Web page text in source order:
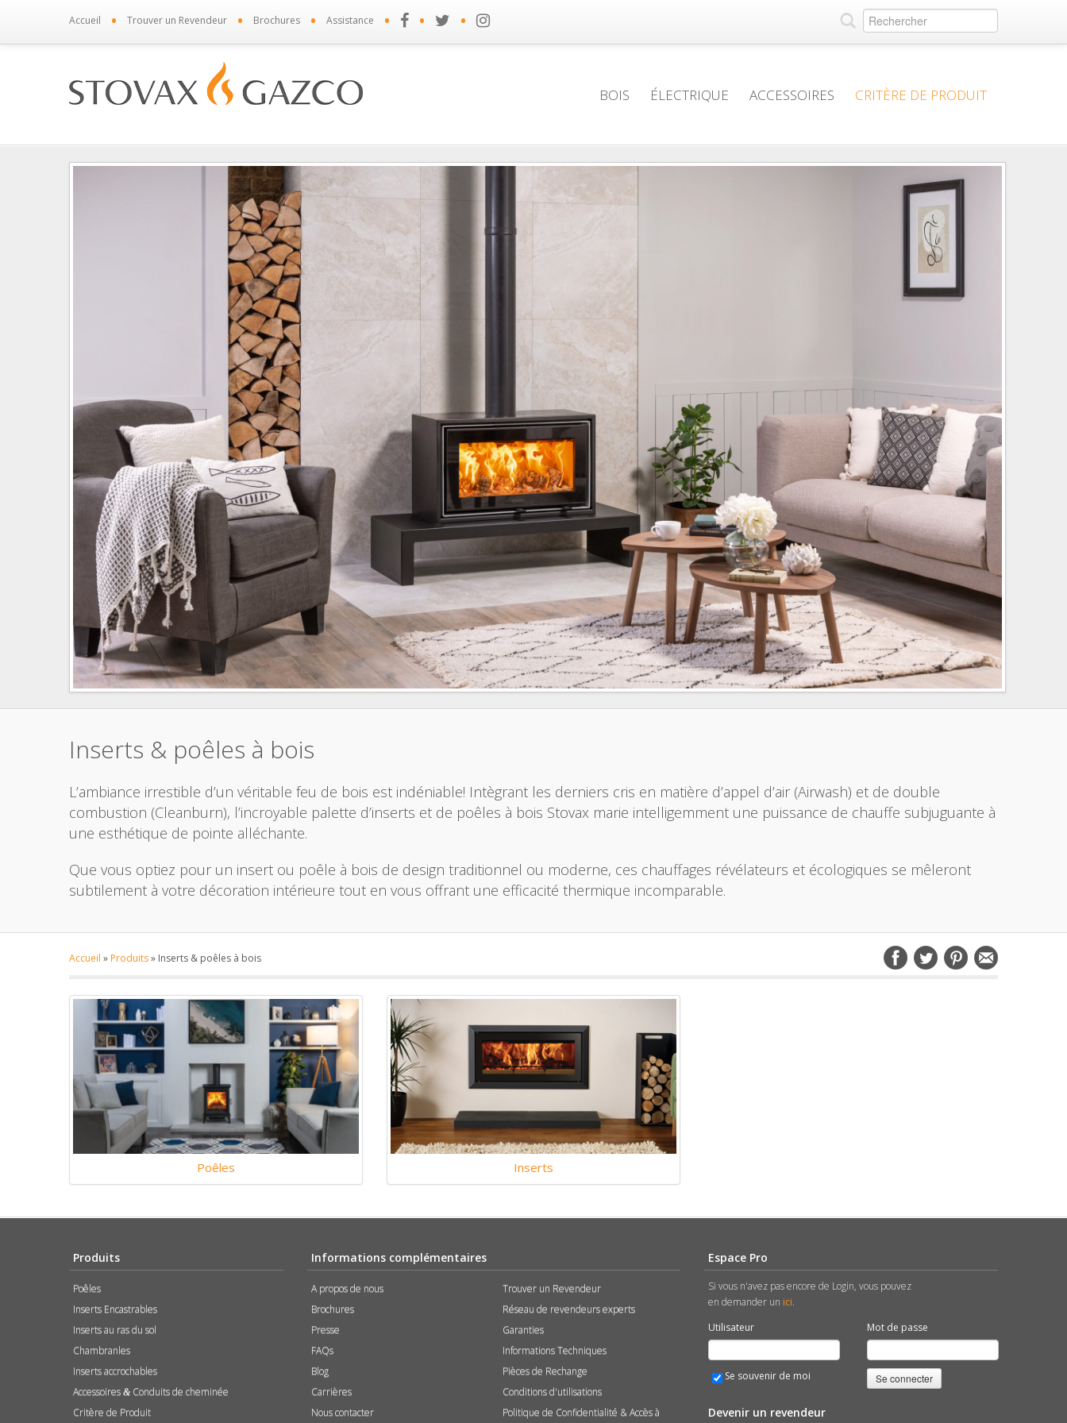
Accueil • Trouver un Revendeur • Brochures • Assistance • • •
BOIS ÉLECTRIQUE ACCESSOIRES CRITÈRE DE PRODUIT
Inserts & poêles à bois
L’ambiance irrestible d’un véritable feu de bois est indéniable! Intègrant les derniers cris en matière d’appel d’air (Airwash) et de double
combustion (Cleanburn), l’incroyable palette d’inserts et de poêles à bois Stovax marie intelligemment une puissance de chauffe subjuguante à
une esthétique de pointe alléchante.
Que vous optiez pour un insert ou poêle à bois de design traditionnel ou moderne, ces chauffages révélateurs et écologiques se mêleront
subtilement à votre décoration intérieure tout en vous offrant une efficacité thermique incomparable.
Accueil » Produits» Inserts & poêles à bois
Poêles Inserts
Produits
Poêles
Inserts Encastrables
Inserts au ras du sol
Chambranles
Inserts accrochables
Accessoires & Conduits de cheminée
Critère de Produit
Informations complémentaires
A propos de nous
Brochures
Presse
FAQs
Blog
Carrières
Nous contacter
Trouver un Revendeur
Réseau de revendeurs experts
Garanties
Informations Techniques
Pièces de Rechange
Conditions d'utilisations
Politique de Confidentialité & Accès à
Espace Pro
Si vous n'avez pas encore de Login, vous pouvez
en demander un ici.
Utilisateur
Mot de passe
Se souvenir de moi Se connecter
Devenir un revendeur